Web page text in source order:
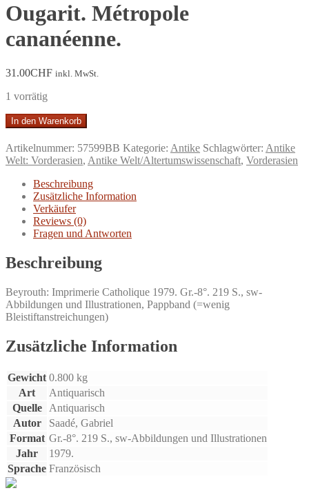
Ougarit. Métropole
cananéenne.
31.00CHF inkl. MwSt.
1 vorrätig
Ougarit.
Métropole
cananéenne.
Menge
In den Warenkorb
Artikelnummer: 57599BB Kategorie: Antike Schlagwörter: Antike
Welt: Vorderasien, Antike Welt/Altertumswissenschaft, Vorderasien
Beschreibung
Zusätzliche Information
Verkäufer
Reviews (0)
Fragen und Antworten
Beschreibung
Beyrouth: Imprimerie Catholique 1979. Gr.-8°. 219 S., sw-
Abbildungen und Illustrationen, Pappband (=wenig
Bleistiftanstreichungen)
Zusätzliche Information
Gewicht 0.800 kg
Art
Antiquarisch
Quelle
Antiquarisch
Autor
Saadé, Gabriel
Format Gr.-8°. 219 S., sw-Abbildungen und Illustrationen
Jahr
1979.
Sprache Französisch